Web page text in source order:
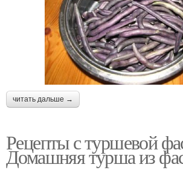
читать дальше →
Рецепты с туршевой
Домашняя турша из